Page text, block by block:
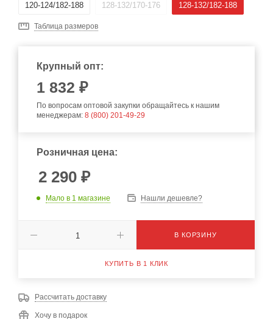
120-124/182-188 128-132/170-176 128-132/182-188
Таблица размеров
Крупный опт:
1 832 ₽
По вопросам оптовой закупки обращайтесь к нашим
менеджерам: 8 (800) 201-49-29
Розничная цена:
2 290 ₽
Мало в 1 магазине Нашли дешевле?
В КОРЗИНУ
КУПИТЬ В 1 КЛИК
Рассчитать доставку
Хочу в подарок